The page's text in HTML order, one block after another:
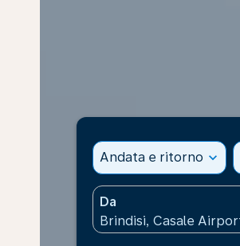
Andata e ritorno expand_more
Da